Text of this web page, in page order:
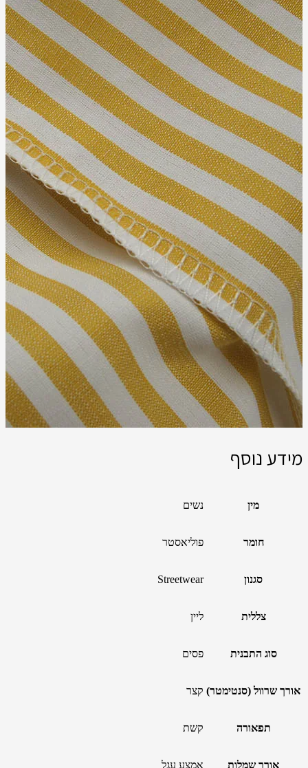
מידע נוסף
מין נשים
חומר פוליאסטר
סגנון Streetwear
צללית ליין
סוג התבנית פסים
אורך שרוול (סנטימטר) קצר
תפאורה קשת
אורך שמלות אמצע עגל